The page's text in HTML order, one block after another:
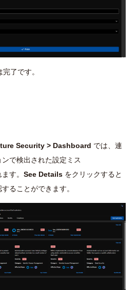
了です。
Security > Dashboard では、連
で検出された設定ミス
す。 See Details をクリックすると
ることができます。